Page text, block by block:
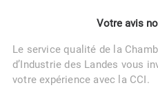
Votre avis
Le service qualité de la
d’Industrie des Landes vous
votre expérience avec la CCI.